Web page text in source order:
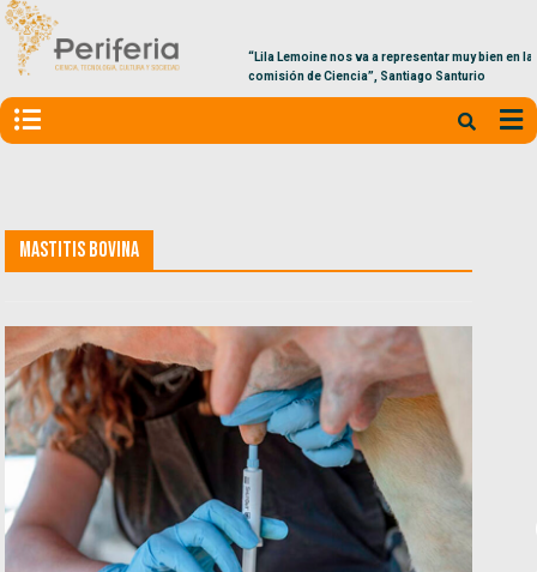
“Lila Lemoine nos va a representar muy bien en la
comisión de Ciencia”, Santiago Santurio
Mastitis bovina